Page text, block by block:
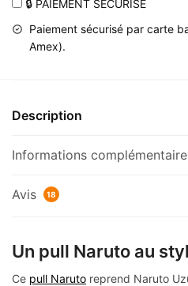
🔒 PAIEMENT SÉCURISÉ
Paiement sécurisé par carte
Amex).
Description
Informations
Avis 18
Un pull Naruto au
Ce pull Naruto reprend Naruto